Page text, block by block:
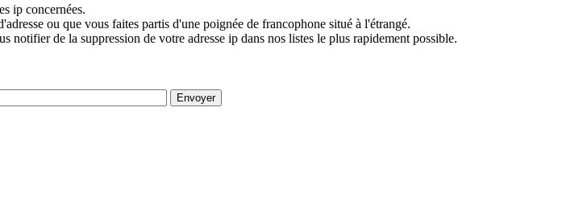
ip concernées.
ou que vous faites partis d'une poignée de francophone situé à l'étrangé.
de la suppression de votre adresse ip dans nos listes le plus rapidement possible.